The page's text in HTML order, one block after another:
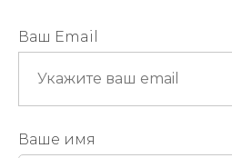
Ваш Email
Ваше имя